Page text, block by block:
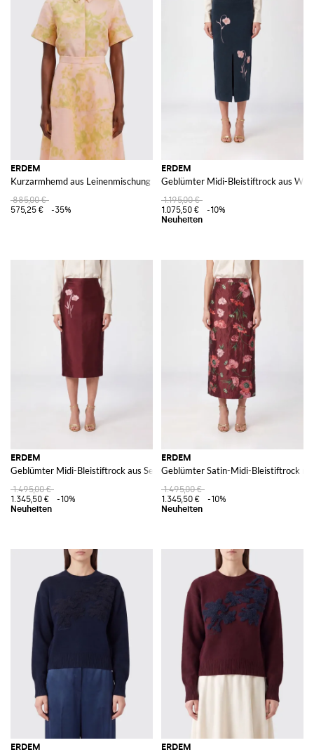
ERDEM
Kurzarmhemd aus Leinenmischung mit Blumendruck
885,00 €
575,25 €
-35%
ERDEM
Geblümter Midi-Bleistiftrock aus
1.195,00 €
1.075,50 €
-10%
ERDEM
Geblümter Midi-Bleistiftrock aus Seidenmischung mit hoher Taille
1.495,00 €
1.345,50 €
-10%
ERDEM
Geblümter Satin-Midi-Bleistiftrock
1.495,00 €
1.345,50 €
-10%
ERDEM ERDEM